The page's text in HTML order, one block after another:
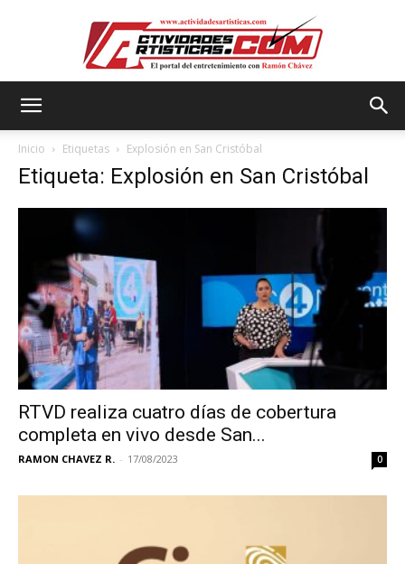
Inicio Etiquetas Explosión en San Cristóbal
Etiqueta: Explosión en San Cristóbal
RTVD realiza cuatro días de cobertura
completa en vivo desde San...
RAMON CHAVEZ R. - 17/08/2023 0